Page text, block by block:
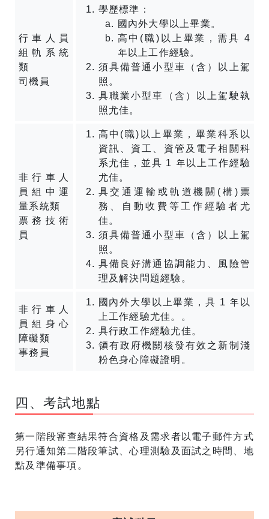
行車人員
組軌系統
類
司機員
學歷標準：
國內外大學以上畢業。
高中(職)以上畢業，需具 4
年以上工作經驗。
須具備普通小型車（含）以上駕
照。
具職業小型車（含）以上駕駛執
照尤佳。
非行車人
員組中運
量系統類
票務技術
員
高中(職)以上畢業，畢業科系以
資訊、資工、資管及電子相關科
系尤佳，並具 1 年以上工作經驗
尤佳。
具交通運輸或軌道機關(構)票
務、自動收費等工作經驗者尤
佳。
須具備普通小型車（含）以上駕
照。
具備良好溝通協調能力、風險管
理及解決問題經驗。
非行車人
員組身心
障礙類
事務員
國內外大學以上畢業，具 1 年以
上工作經驗尤佳。。
具行政工作經驗尤佳。
領有政府機關核發有效之新制淺
粉色身心障礙證明。
四、考試地點
第一階段審查結果符合資格及需求者以電子郵件方式
另行通知第二階段筆試、心理測驗及面試之時間、地
點及準備事項。